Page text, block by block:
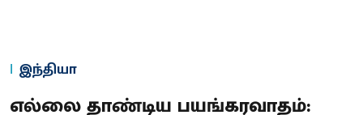
இந்தியா
எல்லை தாண்டிய பயங்கரவாதம்: